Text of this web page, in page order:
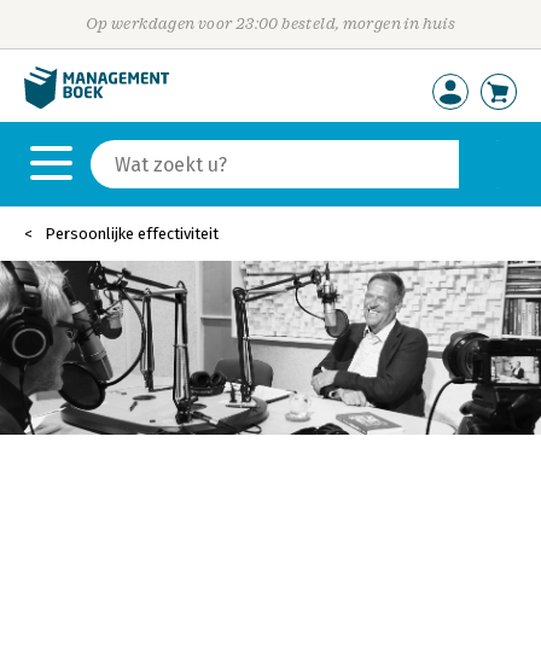
Op werkdagen voor 23:00 besteld, morgen in huis
Persoonlijke effectiviteit